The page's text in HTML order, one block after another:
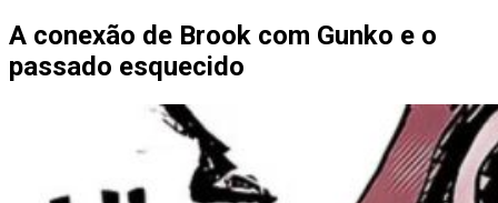
A conexão de Brook com Gunko e o
passado esquecido